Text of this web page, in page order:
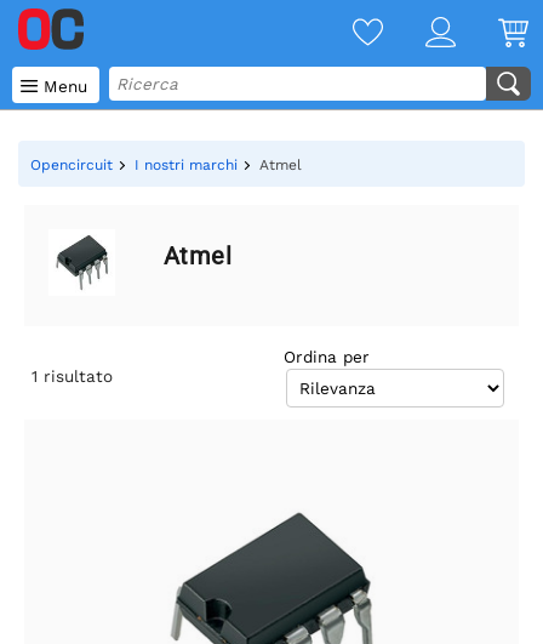
 Menu
Opencircuit I nostri marchi Atmel
Atmel
1 risultato
Ordina per